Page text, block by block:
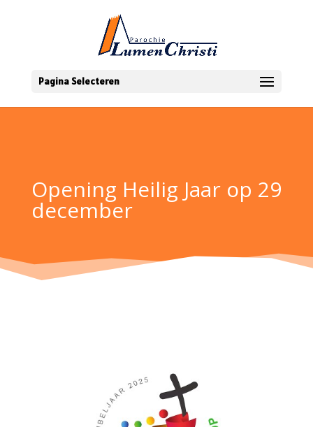
Pagina Selecteren
Opening Heilig Jaar op 29
december